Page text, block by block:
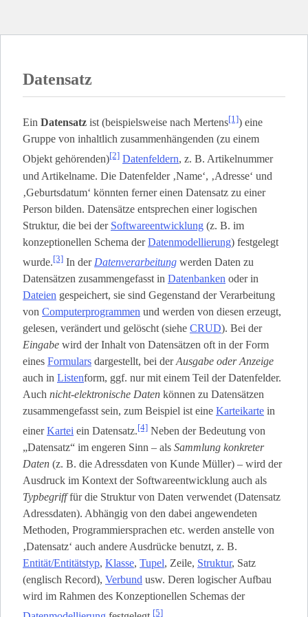
Datensatz
Ein Datensatz ist (beispielsweise nach Mertens[1]) eine
Gruppe von inhaltlich zusammenhängenden (zu einem
Objekt gehörenden)[2] Datenfeldern, z. B. Artikelnummer
und Artikelname. Die Datenfelder ‚Name‘, ‚Adresse‘ und
‚Geburtsdatum‘ könnten ferner einen Datensatz zu einer
Person bilden. Datensätze entsprechen einer logischen
Struktur, die bei der Softwareentwicklung (z. B. im
konzeptionellen Schema derDatenmodellierung) festgelegt
wurde.[3] In der Datenverarbeitung werden Daten zu
Datensätzen zusammengefasst in Datenbanken oder in
Dateien gespeichert, sie sind Gegenstand der Verarbeitung
von Computerprogrammen und werden von diesen erzeugt,
gelesen, verändert und gelöscht (siehe CRUD). Bei der
Eingabe wird der Inhalt von Datensätzen oft in der Form
eines Formulars dargestellt, bei derAusgabe oder Anzeige
auch in Listen­form, ggf. nur mit einem Teil der Datenfelder.
Auch nicht-elektronische Daten können zu Datensätzen
zusammengefasst sein, zum Beispiel ist eine Karteikarte in
einerKartei ein Datensatz.[4] Neben der Bedeutung von
„Datensatz“ im engeren Sinn – als Sammlung konkreter
Daten (z. B. die Adressdaten von Kunde Müller) – wird der
Ausdruck im Kontext der Softwareentwicklung auch als
Typbegrifffür die Struktur von Daten verwendet (Datensatz
Adressdaten). Abhängig von den dabei angewendeten
Methoden, Programmiersprachen etc. werden anstelle von
‚Datensatz‘ auch andere Ausdrücke benutzt, z. B.
Entität/Entitätstyp, Klasse, Tupel, Zeile, Struktur, Satz
(englisch Record), Verbund usw. Deren logischer Aufbau
wird im Rahmen des Konzeptionellen Schemas der
[5]